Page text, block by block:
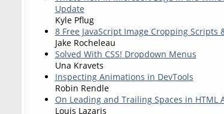
Update
Kyle Pflug
8 Free JavaScript Image Cropping Scripts
Jake Rocheleau
Solved With CSS! Dropdown Menus
Una Kravets
Inspecting Animations in DevTools
Robin Rendle
On Leading and Trailing Spaces in HTML
Louis Lazaris